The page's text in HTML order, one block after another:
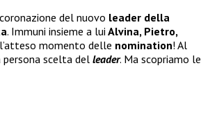
del nuovo leader della
. Immuni insieme a lui Alvina, Pietro,
momento delle nomination! Al
scelta del leader. Ma scopriamo le